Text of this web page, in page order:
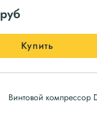
руб
Купить
Винтовой компрессор